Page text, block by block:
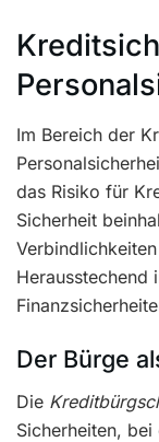
Im Bereich der
das Risiko für
Sicherheit
Herausstechend
Der Bürge
Die
Sicherheiten,